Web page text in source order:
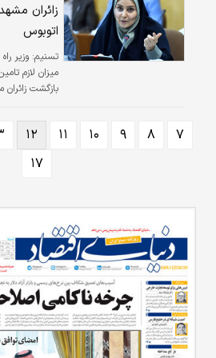
زائران
اتوبوس
تسنیم: وزیر
میزان لازم
بازگشت
۷ ۸ ۹ ۱۰ ۱۱ ۱۲
۱۷